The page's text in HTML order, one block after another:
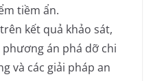
tiềm ẩn.
kết quả khảo sát,
án phá dỡ chi
và các giải pháp an